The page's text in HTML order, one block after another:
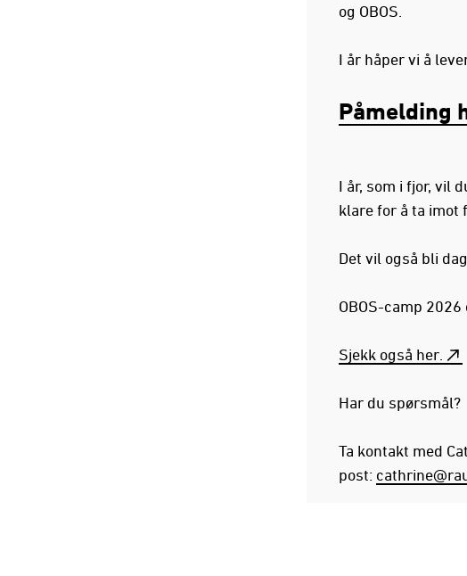
og OBOS.
I år håper vi å
Påmelding
I år, som i fjor, vil
klare for å ta imot
Det vil også bli
OBOS-camp
Sjekk også her.
Har du spørsmål?
Ta kontakt med
post: